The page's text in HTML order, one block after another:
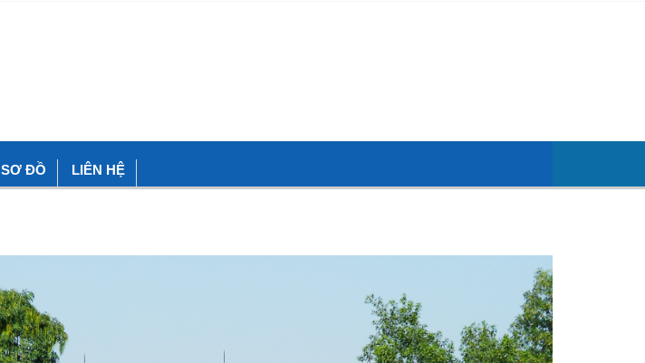
SƠ ĐỒ LIÊN HỆ